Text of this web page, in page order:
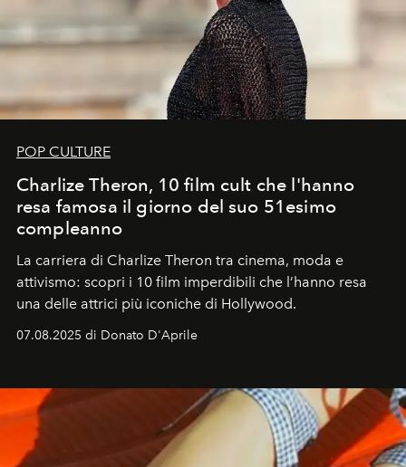
POP CULTURE
Charlize Theron, 10 film cult che l'hanno
resa famosa il giorno del suo 51esimo
compleanno
La carriera di Charlize Theron tra cinema, moda e
attivismo: scopri i 10 film imperdibili che l’hanno resa
una delle attrici più iconiche di Hollywood.
07.08.2025 di Donato D'Aprile